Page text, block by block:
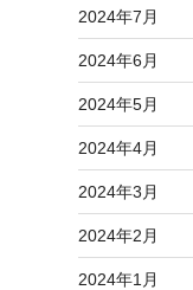
2024年7月
2024年6月
2024年5月
2024年4月
2024年3月
2024年2月
2024年1月